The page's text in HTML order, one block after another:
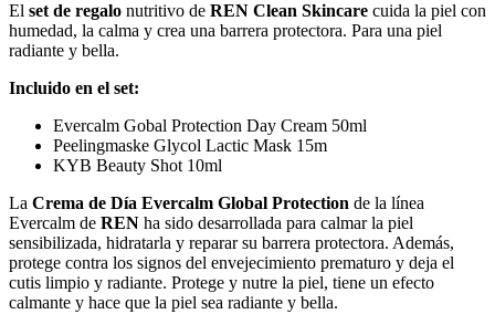
El set de regalo nutritivo de REN Clean Skincare cuida la piel con
humedad, la calma y crea una barrera protectora. Para una piel
radiante y bella.
Incluido en el set:
Evercalm Gobal Protection Day Cream 50ml
Peelingmaske Glycol Lactic Mask 15m
KYB Beauty Shot 10ml
La Crema de Día Evercalm Global Protection de la línea
Evercalm de REN ha sido desarrollada para calmar la piel
sensibilizada, hidratarla y reparar su barrera protectora. Además,
protege contra los signos del envejecimiento prematuro y deja el
cutis limpio y radiante. Protege y nutre la piel, tiene un efecto
calmante y hace que la piel sea radiante y bella.